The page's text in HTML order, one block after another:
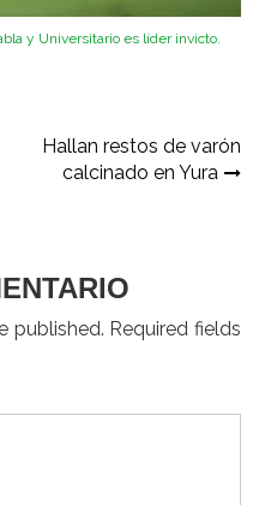
y Universitario es líder invicto.
Hallan restos de varón
calcinado en Yura
published. Required fields